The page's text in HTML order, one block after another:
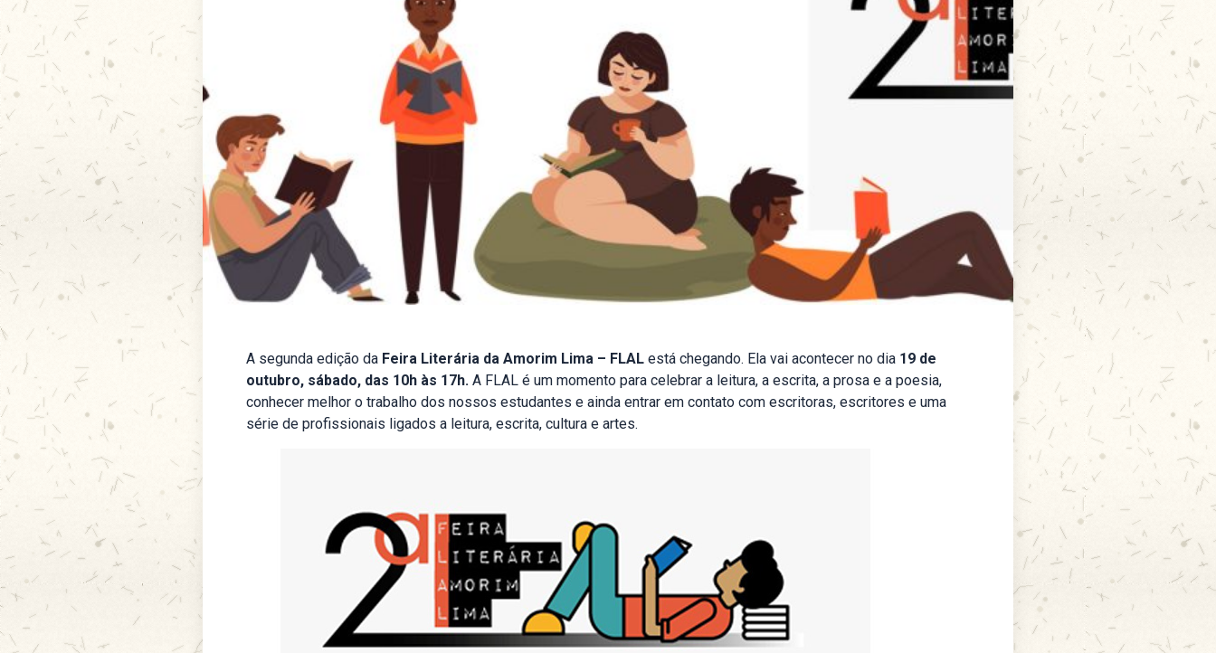
A segunda edição da Feira Literária da Amorim Lima – FLAL está chegando. Ela vai acontecer no dia 19 de
outubro, sábado, das 10h às 17h. A FLAL é um momento para celebrar a leitura, a escrita, a prosa e a poesia,
conhecer melhor o trabalho dos nossos estudantes e ainda entrar em contato com escritoras, escritores e uma
série de profissionais ligados a leitura, escrita, cultura e artes.